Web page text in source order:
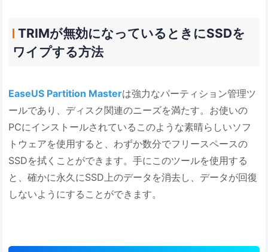
TRIMが無効になっているときにSSDを
ワイプする方法
EaseUS Partition Masterは強力なパーティション管理ツ
ールであり、ディスク関連のニーズを満たす。お使いの
PCにインストールされているこのような素晴らしいソフ
トウェアを使用すると、わずか数分でフリースペースの
SSDを拭くことができます。手にこのツールを使用する
と、確かに永久にSSD上のデータを消去し、データが回復
しないようにすることができます。